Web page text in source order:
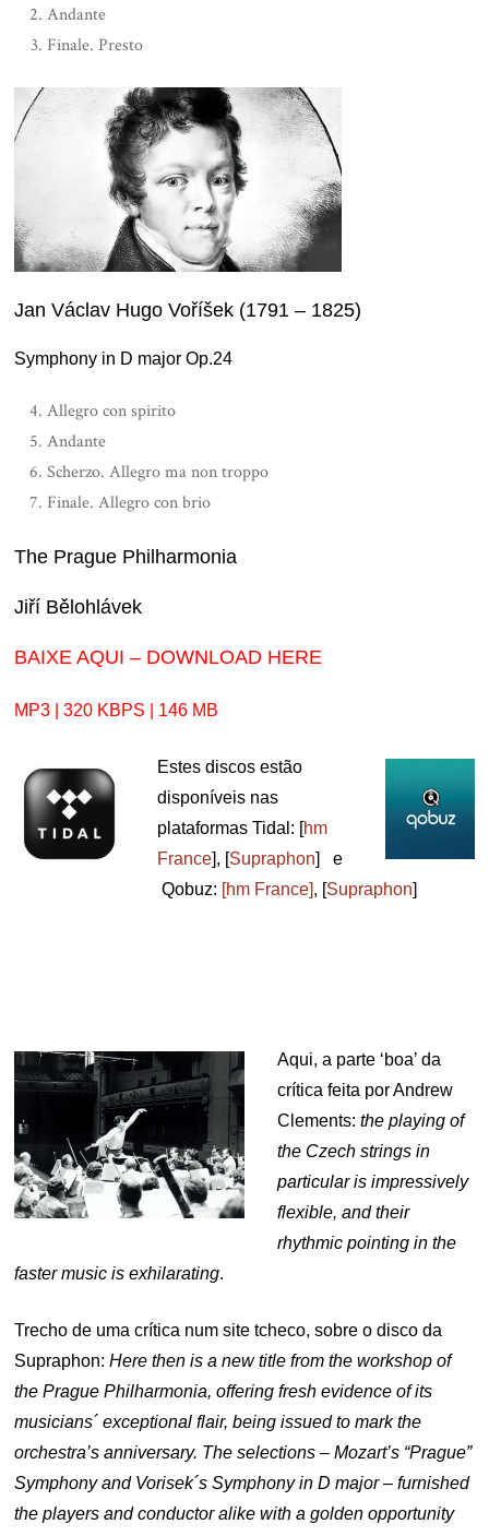
Andante
Finale. Presto
Jan Václav Hugo Voříšek (1791 – 1825)
Symphony in D major Op.24
Allegro con spirito
Andante
Scherzo. Allegro ma non troppo
Finale. Allegro con brio
The Prague Philharmonia
Jiří Bělohlávek
BAIXE AQUI – DOWNLOAD HERE
MP3 | 320 KBPS | 146 MB
Estes discos estão
disponíveis nas
plataformas Tidal: [hm
France], [Supraphon] e
Qobuz: [hm France], [Supraphon]
Aqui, a parte ‘boa’ da
crítica feita por Andrew
Clements: the playing of
the Czech strings in
particular is impressively
flexible, and their
rhythmic pointing in the
faster music is exhilarating.
Trecho de uma crítica num site tcheco, sobre o disco da
Supraphon:Here then is a new title from the workshop of
the Prague Philharmonia, offering fresh evidence of its
musicians´ exceptional flair, being issued to mark the
orchestra’s anniversary. The selections – Mozart’s “Prague”
Symphony and Vorisek´s Symphony in D major – furnished
the players and conductor alike with a golden opportunity